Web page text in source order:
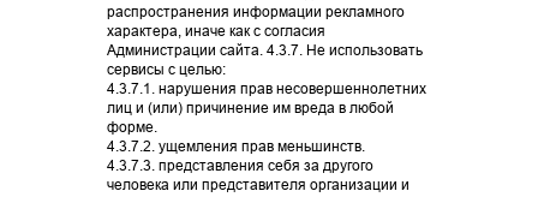
распространения информации рекламного
характера, иначе как с согласия
Администрации сайта. 4.3.7. Не использовать
сервисы с целью:
4.3.7.1. нарушения прав несовершеннолетних
лиц и (или) причинение им вреда в любой
форме.
4.3.7.2. ущемления прав меньшинств.
4.3.7.3. представления себя за другого
человека или представителя организации и
ПОДРОБНЕЕ